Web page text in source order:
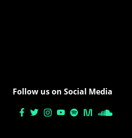
Follow us on Social Media